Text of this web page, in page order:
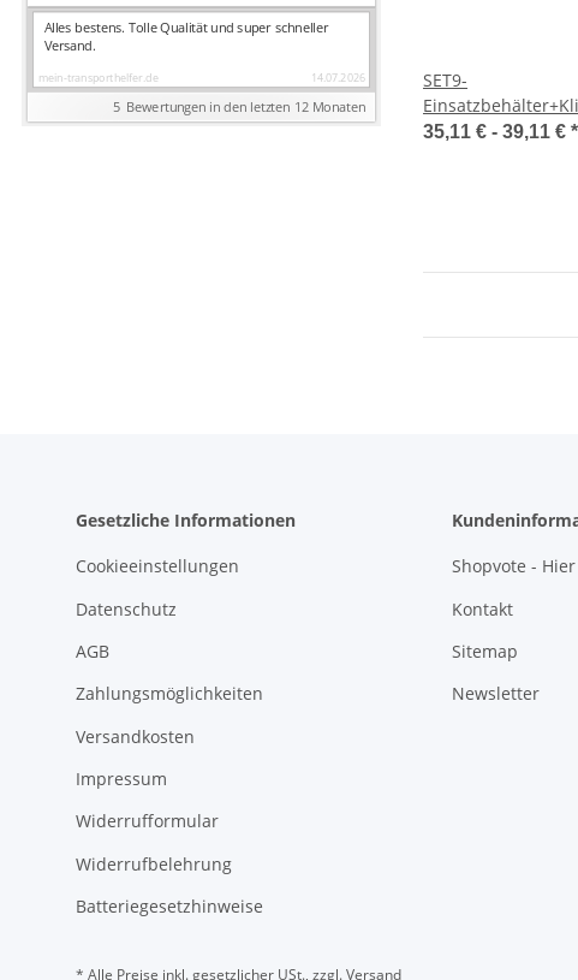
SET9-
35,11 € - 39,11 € *
Gesetzliche Informationen
Cookieeinstellungen
Datenschutz
AGB
Zahlungsmöglichkeiten
Versandkosten
Impressum
Widerrufformular
Widerrufbelehrung
Batteriegesetzhinweise
Shopvote -
Kontakt
Sitemap
Newsletter
* Alle Preise inkl. gesetzlicher USt., zzgl.Versand